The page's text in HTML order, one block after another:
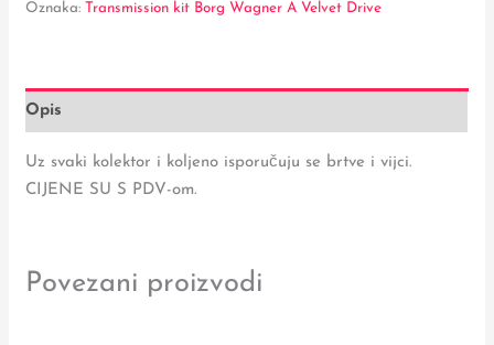
Oznaka:
Transmission kit Borg Wagner A Velvet Drive
Opis
Uz svaki kolektor i koljeno isporučuju se brtve i vijci.
CIJENE SU S PDV-om.
Povezani proizvodi